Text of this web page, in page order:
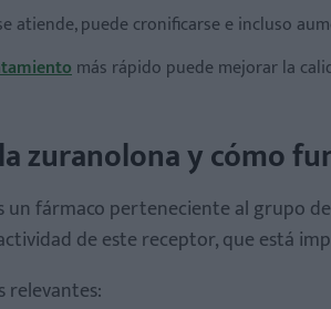
atiende, puede cronificarse e incluso
más rápido puede mejorar la
zuranolona y cómo
un fármaco perteneciente al grupo
de este receptor, que está
relevantes: